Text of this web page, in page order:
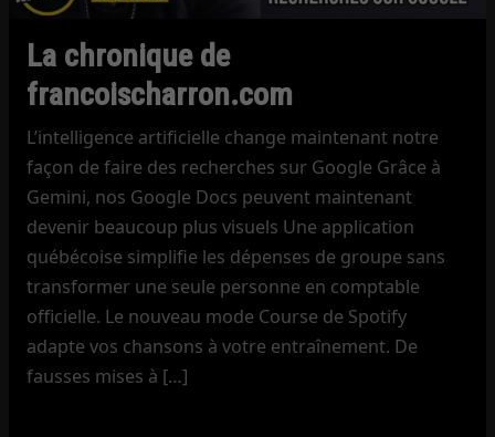
La chronique de
francoischarron.com
L’intelligence artificielle change maintenant notre
façon de faire des recherches sur Google Grâce à
Gemini, nos Google Docs peuvent maintenant
devenir beaucoup plus visuels Une application
québécoise simplifie les dépenses de groupe sans
transformer une seule personne en comptable
officielle. Le nouveau mode Course de Spotify
adapte vos chansons à votre entraînement. De
fausses mises à […]